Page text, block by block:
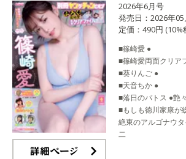
2026年6月号
発売日：2026年05
定価：490円 (10%
■篠崎愛 ●
■篠崎愛両面クリア
■葵りんご ●
■天音ちか ●
■落日のパトス ●艶々
■もしも徳川家康
絶東のアルゴナウ
二